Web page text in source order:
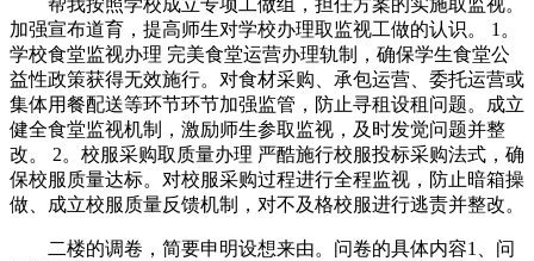
加强宣布道育，提高师生对学校办理取监视工做的认识。 1。
学校食堂监视办理 完美食堂运营办理轨制，确保学生食堂公
益性政策获得无效施行。对食材采购、承包运营、委托运营或
集体用餐配送等环节环节加强监管，防止寻租设租问题。成立
健全食堂监视机制，激励师生参取监视，及时发觉问题并整
改。 2。校服采购取质量办理 严酷施行校服投标采购法式，确
保校服质量达标。对校服采购过程进行全程监视，防止暗箱操
做、成立校服质量反馈机制，对不及格校服进行逃责并整改。
二楼的调卷，简要申明设想来由。问卷的具体内容1、问